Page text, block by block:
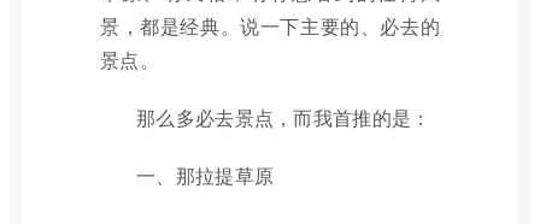
景，都是经典。说一下主要的、必去的
景点。
那么多必去景点，而我首推的是：
一、那拉提草原